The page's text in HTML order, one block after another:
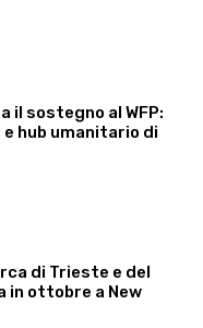
il sostegno al WFP:
hub umanitario di
di Trieste e del
in ottobre a New